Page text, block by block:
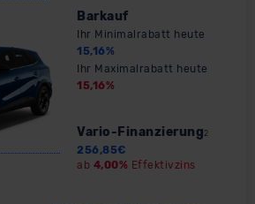
Barkauf
Ihr Minimalrabatt heute
15,16%
Ihr Maximalrabatt heute
15,16%
Vario-Finanzierung 2
256,85€
ab 4,00% Effektivzins